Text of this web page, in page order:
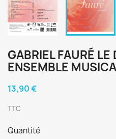
GABRIEL FAURÉ
ENSEMBLE
13,90 €
TTC
Quantité